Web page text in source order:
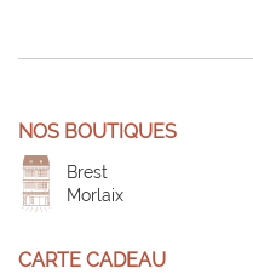
NOS BOUTIQUES
Brest
Morlaix
CARTE CADEAU